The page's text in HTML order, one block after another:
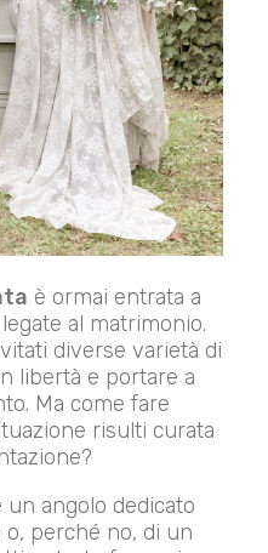
è ormai entrata a
al matrimonio.
diverse varietà di
libertà e portare a
Ma come fare
risulti curata
un angolo dedicato
perché no, di un